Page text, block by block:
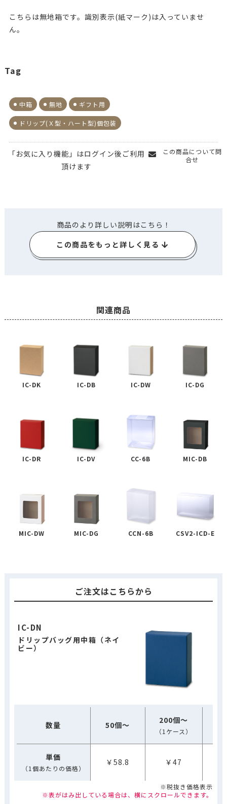
こちらは無地箱です。識別表示(紙マーク)は入っていませ
ん。
Tag
中箱 無地 ギフト用
ドリップ(Ｘ型・ハート型)個包装
「お気に入り機能」はログイン後ご利用
頂けます
この商品について問
合せ
商品のより詳しい説明はこちら！
この商品をもっと詳しく見る
関連商品
IC-DK IC-DB IC-DW IC-DG
IC-DR IC-DV CC-6B MIC-DB
MIC-DW MIC-DG CCN-6B CSV2-ICD-E
ご注文はこちらから
IC-DN
ドリップバッグ用中箱（ネイ
ビー）
数量 50個～ 200個～
（1ケース）
単価
（1個あたりの価格）
￥58.8 ￥47
※税抜き価格表示
※表がはみ出している場合は、横にスクロールできます。